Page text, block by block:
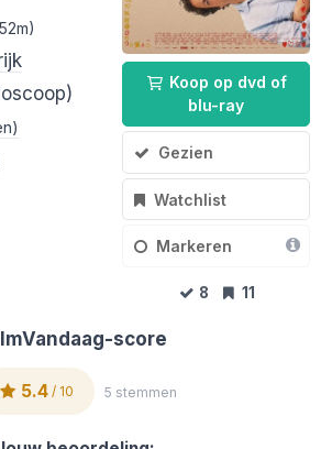
Koop op dvd of
blu-ray
Gezien
Watchlist
Markeren
8 11
score
5.4/ 10 5 stemmen